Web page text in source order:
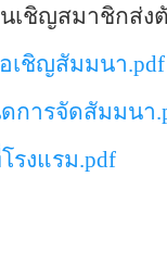
นเชิญสมาชิกส่
เชิญสัมมนา.pdf
การจัดสัมมนา
รงแรม.pdf